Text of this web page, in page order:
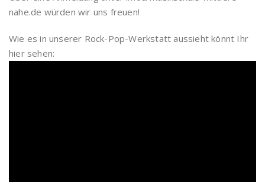
nahe.de würden wir uns freuen!
Wie es in unserer Rock-Pop-Werkstatt aussieht könnt Ihr
hier sehen: